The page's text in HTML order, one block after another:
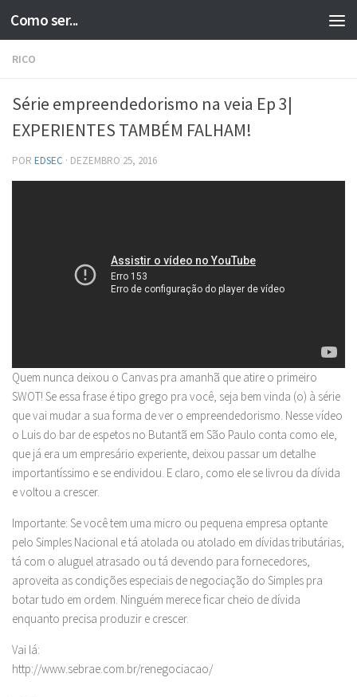
Skip to content
Como ser...
RICO
Série empreendedorismo na veia Ep 3|
EXPERIENTES TAMBÉM FALHAM!
POR EDSEC · DEZEMBRO 25, 2016
Quem nunca deixou o Canvas pra amanhã que atire o primeiro
SWOT! Se essa frase é tipo grego pra você, seja bem vinda (o) à série
que vai mudar a sua forma de ver o empreendedorismo. Nesse vídeo
o Luis do bar de espetos no Butantã em São Paulo conta como ele,
que já era um empresário experiente, deixou passar um detalhe
importantíssimo e se endividou. E claro, como ele se livrou da dívida
e voltou a crescer.
Importante: Se você tem uma micro ou pequena empresa optante
pelo Simples Nacional e tá atolada ou atolado em dívidas tributárias,
tá com o aluguel atrasado ou tá devendo para fornecedores,
aproveita as condições especiais de negociação do Simples pra
botar tudo em ordem. Ninguém merece ficar cheio de dívida
enquanto precisa produzir e crescer.
Vai lá:
http://www.sebrae.com.br/renegociacao/